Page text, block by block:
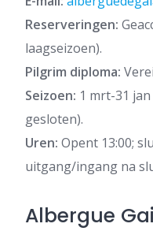
Reserveringen:
laagseizoen).
Pilgrim diploma:
Seizoen: 1 mrt-31
gesloten).
Uren: Opent 13:00;
uitgang/ingang na
Albergue